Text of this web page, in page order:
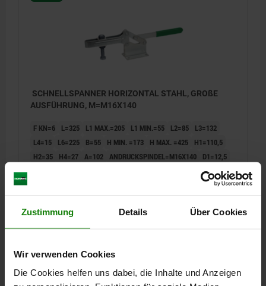
Zustimmung Details Über Cookies
Wir verwenden Cookies
Die Cookies helfen uns dabei, die Inhalte und Anzeigen
SCHNELLSPANNER HORIZONTAL STAHL, GROßE
AUSFÜHRUNG, M=M16X140
F KN=6 L=325 L1 MAX.=205 L1 MIN.=55 L2=85
L3=132
L4=15
L6=225 B=55 H MIN. =173 H MAX. =425
H1=110,5
H2=35
H4=27 A=102 ANDRUCKSPINDEL=M16X140
D1=12,5
98,63 CHF
zzgl. MwSt.
DETAILS